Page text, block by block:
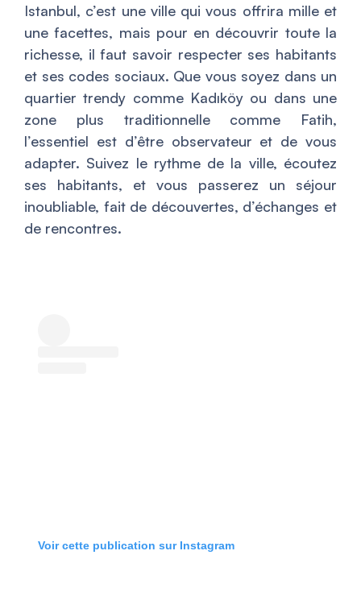
Istanbul, c’est une ville qui vous offrira mille et
une facettes, mais pour en découvrir toute la
richesse, il faut savoir respecter ses habitants
et ses codes sociaux. Que vous soyez dans un
quartier trendy comme Kadıköy ou dans une
zone plus traditionnelle comme Fatih,
l’essentiel est d’être observateur et de vous
adapter. Suivez le rythme de la ville, écoutez
ses habitants, et vous passerez un séjour
inoubliable, fait de découvertes, d’échanges et
de rencontres.
Voir cette publication sur Instagram